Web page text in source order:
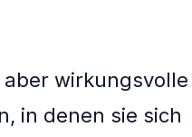
wirkungsvolle
in denen sie sich